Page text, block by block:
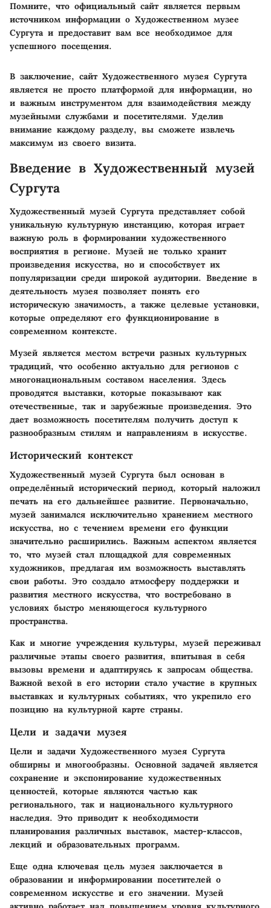
Помните, что официальный сайт является первым
источником информации о Художественном музее
Сургута и предоставит вам все необходимое для
успешного посещения.
В заключение, сайт Художественного музея Сургута
является не просто платформой для информации, но
и важным инструментом для взаимодействия между
музейными службами и посетителями. Уделив
внимание каждому разделу, вы сможете извлечь
максимум из своего визита.
Введение в Художественный музей
Сургута
Художественный музей Сургута представляет собой
уникальную культурную инстанцию, которая играет
важную роль в формировании художественного
восприятия в регионе. Музей не только хранит
произведения искусства, но и способствует их
популяризации среди широкой аудитории. Введение в
деятельность музея позволяет понять его
историческую значимость, а также целевые установки,
которые определяют его функционирование в
современном контексте.
Музей является местом встречи разных культурных
традиций, что особенно актуально для регионов с
многонациональным составом населения. Здесь
проводятся выставки, которые показывают как
отечественные, так и зарубежные произведения. Это
дает возможность посетителям получить доступ к
разнообразным стилям и направлениям в искусстве.
Исторический контекст
Художественный музей Сургута был основан в
определённый исторический период, который наложил
печать на его дальнейшее развитие. Первоначально,
музей занимался исключительно хранением местного
искусства, но с течением времени его функции
значительно расширились. Важным аспектом является
то, что музей стал площадкой для современных
художников, предлагая им возможность выставлять
свои работы. Это создало атмосферу поддержки и
развития местного искусства, что востребовано в
условиях быстро меняющегося культурного
пространства.
Как и многие учреждения культуры, музей переживал
различные этапы своего развития, впитывая в себя
вызовы времени и адаптируясь к запросам общества.
Важной вехой в его истории стало участие в крупных
выставках и культурных событиях, что укрепило его
позицию на культурной карте страны.
Цели и задачи музея
Цели и задачи Художественного музея Сургута
обширны и многообразны. Основной задачей является
сохранение и экспонирование художественных
ценностей, которые являются частью как
регионального, так и национального культурного
наследия. Это приводит к необходимости
планирования различных выставок, мастер-классов,
лекций и образовательных программ.
Еще одна ключевая цель музея заключается в
образовании и информировании посетителей о
современном искусстве и его значении. Музей